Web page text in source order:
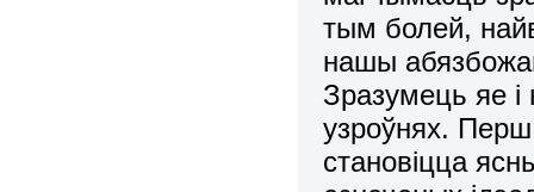
тым болей,
нашы
Зразумець яе
узроўнях.
становіцца